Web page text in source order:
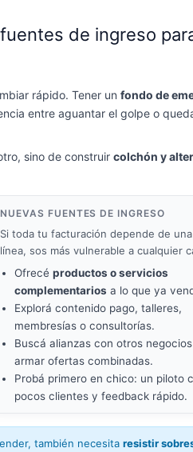
de ingreso
rápido. Tener un fondo de
entre aguantar el golpe o
sino de construir colchón y
NUEVAS FUENTES DE INGRESO
Si toda tu facturación depende de
línea, sos más vulnerable a cualquier
Ofrecé productos o servicios
complementarios a lo que ya
Explorá contenido pago, talleres,
membresías o consultorías.
Buscá alianzas con otros
armar ofertas combinadas.
Probá primero en chico: un piloto
pocos clientes y feedback rápido.
también necesita resistir